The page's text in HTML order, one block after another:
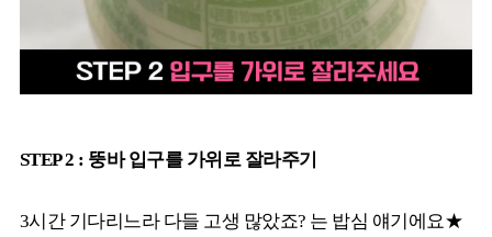
STEP 2 : 뚱바 입구를 가위로 잘라주기
3시간 기다리느라 다들 고생 많았죠? 는 밥심 얘기에요★